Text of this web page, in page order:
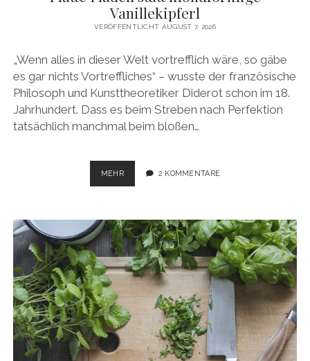
Vanillekipferl
VERÖFFENTLICHT AUGUST 7, 2026
„Wenn alles in dieser Welt vortrefflich wäre, so gäbe
es gar nichts Vortreffliches“ – wusste der französische
Philosoph und Kunsttheoretiker Diderot schon im 18.
Jahrhundert. Dass es beim Streben nach Perfektion
tatsächlich manchmal beim bloßen…
MEHRPLATTE
FLADEN
VANILLEKIPFERL
2 KOMMENTARE